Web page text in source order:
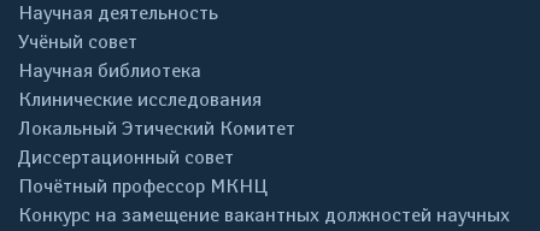
Научная деятельность
Учёный совет
Научная библиотека
Клинические исследования
Локальный Этический Комитет
Диссертационный совет
Почётный профессор МКНЦ
Конкурс на замещение вакантных должностей научных